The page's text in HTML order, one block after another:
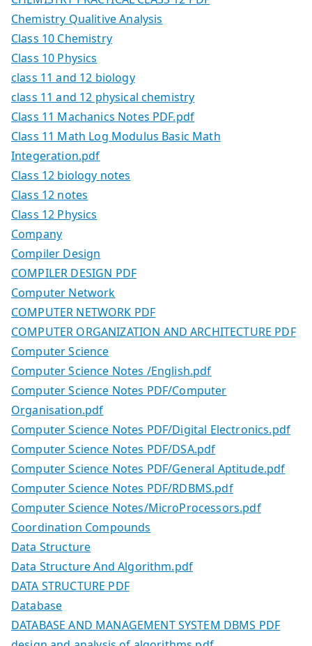
Chemistry Qualitive Analysis
Class 10 Chemistry
Class 10 Physics
class 11 and 12 biology
class 11 and 12 physical chemistry
Class 11 Machanics Notes PDF.pdf
Class 11 Math Log Modulus Basic Math
Integeration.pdf
Class 12 biology notes
Class 12 notes
Class 12 Physics
Company
Compiler Design
COMPILER DESIGN PDF
Computer Network
COMPUTER NETWORK PDF
COMPUTER ORGANIZATION AND ARCHITECTURE PDF
Computer Science
Computer Science Notes /English.pdf
Computer Science Notes PDF/Computer
Organisation.pdf
Computer Science Notes PDF/Digital Electronics.pdf
Computer Science Notes PDF/DSA.pdf
Computer Science Notes PDF/General Aptitude.pdf
Computer Science Notes PDF/RDBMS.pdf
Computer Science Notes/MicroProcessors.pdf
Coordination Compounds
Data Structure
Data Structure And Algorithm.pdf
DATA STRUCTURE PDF
Database
DATABASE AND MANAGEMENT SYSTEM DBMS PDF